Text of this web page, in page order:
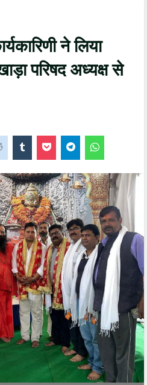
ने लिया
परिषद अध्यक्ष से